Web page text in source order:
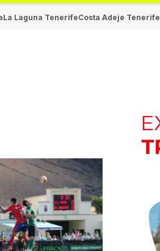
La Laguna TenerifeCosta Adeje Tenerife